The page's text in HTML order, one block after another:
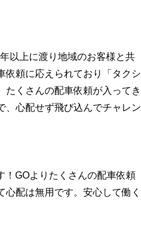
以上に渡り地域のお客様と共
依頼に応えられており「タクシ
たくさんの配車依頼が入ってき
、心配せず飛び込んでチャレン
！GOよりたくさんの配車依頼
配は無用です。安心して働く